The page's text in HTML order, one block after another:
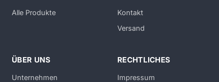
Alle Produkte
Kontakt
Versand
ÜBER UNS
Unternehmen
RECHTLICHES
Impressum